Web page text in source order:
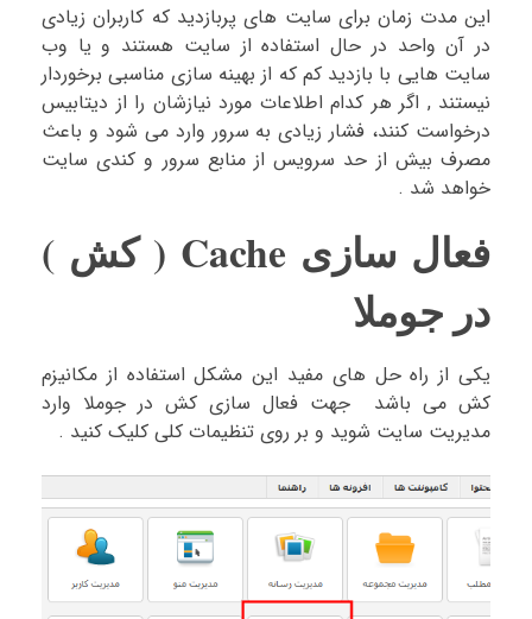
این مدت زمان برای سایت های پربازدید که کاربران زیادی
در آن واحد در حال استفاده از سایت هستند و یا وب
سایت هایی با بازدید کم که از بهینه سازی مناسبی برخوردار
نیستند , اگر هر کدام اطلاعات مورد نیازشان را از دیتابیس
درخواست کنند، فشار زیادی به سرور وارد می شود و باعث
مصرف بیش از حد سرویس از منابع سرور و کندی سایت
خواهد شد .
فعال سازی Cache ( کش )
در جوملا
یکی از راه حل های مفید این مشکل استفاده از مکانیزم
کش می باشد جهت فعال سازی کش در جوملا وارد
مدیریت سایت شوید و بر روی تنظیمات کلی کلیک کنید .